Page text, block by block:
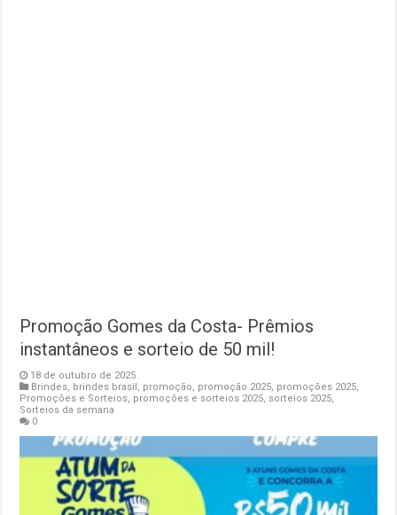
Promoção Gomes da Costa- Prêmios
instantâneos e sorteio de 50 mil!
18 de outubro de 2025
Brindes, brindes brasil, promoção, promoção 2025, promoções 2025,
Promoções e Sorteios, promoções e sorteios 2025, sorteios 2025,
Sorteios da semana
0